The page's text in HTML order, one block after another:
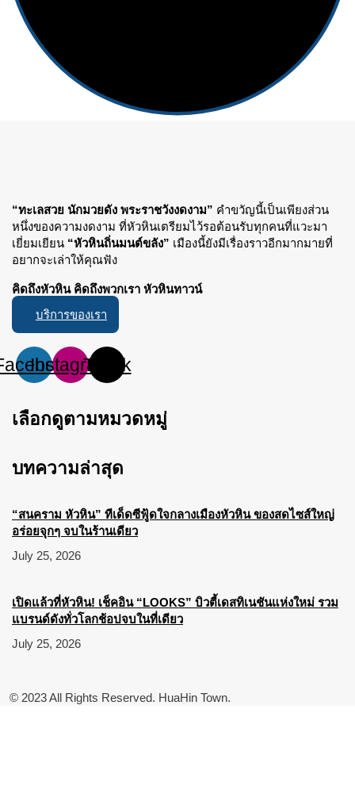
“ทะเลสวย นักมวยดัง พระราชวังงดงาม” คำขวัญนี้เป็นเพียงส่วน
หนึ่งของความงดงาม ที่หัวหินเตรียมไว้รอต้อนรับทุกคนที่แวะมา
เยี่ยมเยียน “หัวหินถิ่นมนต์ขลัง” เมืองนี้ยังมีเรื่องราวอีกมากมายที่
อยากจะเล่าให้คุณฟัง
คิดถึงหัวหิน คิดถึงพวกเรา หัวหินทาวน์
บริการของเรา
InstagramTiktok
เลือกดูตามหมวดหมู่
บทความล่าสุด
“สนคราม หัวหิน” ทีเด็ดซีฟู้ดใจกลางเมืองหัวหิน ของสดไซส์ใหญ่
อร่อยจุกๆ จบในร้านเดียว
July 25, 2026
เปิดแล้วที่หัวหิน! เช็คอิน “LOOKS” บิวตี้เดสทิเนชันแห่งใหม่ รวม
แบรนด์ดังทั่วโลกช้อปจบในที่เดียว
July 25, 2026
© 2023 All Rights Reserved. HuaHin Town.